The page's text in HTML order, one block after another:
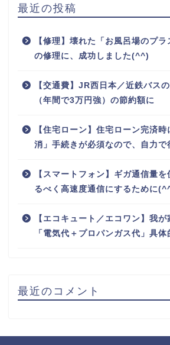
最近の投稿
【修理】壊れた「お風呂場のプラ
の修理に、成功しました(^^)
【交通費】JR西日本／近鉄バス
（年間で3万円強）の節約額に
【住宅ローン】住宅ローン完済
消」手続きが必須なので、自力で
【スマートフォン】ギガ通信量
るべく高速度通信にするために
【エコキュート／エコワン】我が
「電気代＋プロパンガス代」具体
最近のコメント